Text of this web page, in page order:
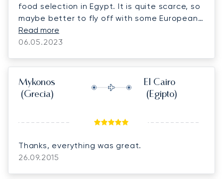
food selection in Egypt. It is quite scarce, so
maybe better to fly off with some European
products. The service onboard was superb.
Read more
06.05.2023
Mykonos
(Grecia)
El Cairo
(Egipto)
Thanks, everything was great.
26.09.2015